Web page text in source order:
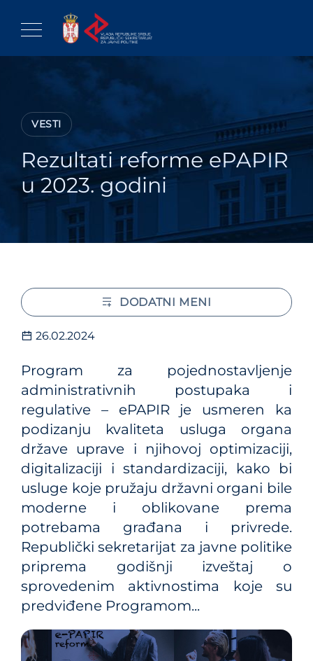
content
VESTI
Rezultati reforme ePAPIR
u 2023. godini
26.02.2024
Program za pojednostavlјenje
administrativnih postupaka i
regulative – ePAPIR je usmeren ka
podizanju kvaliteta usluga organa
države uprave i njihovoj optimizaciji,
digitalizaciji i standardizaciji, kako bi
usluge koje pružaju državni organi bile
moderne i oblikovane prema
potrebama građana i privrede.
Republički sekretarijat za javne politike
priprema godišnji izveštaj o
sprovedenim aktivnostima koje su
predviđene Programom...
DODATNI MENI